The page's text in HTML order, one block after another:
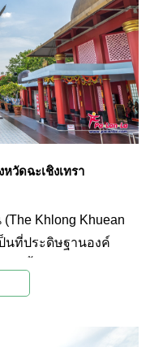
มีสิ่งที่น่าสนใจอีก
วยอดนิยมของทาง
รวม 12 สถานที่เที่ยว
มาฝากกันในวันนี้
วัดฉะเชิงเทรา
Khlong Khuean
ป็นที่ประดิษฐานองค์
ทวรูปที่ตั้งตระหง่าน
ภัณฑ์ชุมชนอย่าง